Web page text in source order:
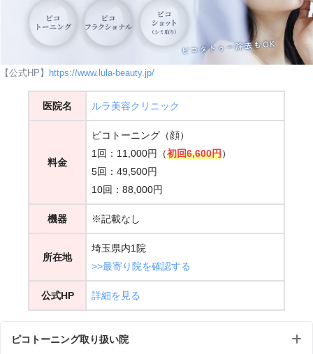
【公式HP】 https://www.lula-beauty.jp/
医院名 ルラ美容クリニック
料金
ピコトーニング（顔）
1回：11,000円（初回6,600円）
5回：49,500円
10回：88,000円
機器 ※記載なし
所在地
埼玉県内1院
>>最寄り院を確認する
公式HP 詳細を見る
ピコトーニング取り扱い院